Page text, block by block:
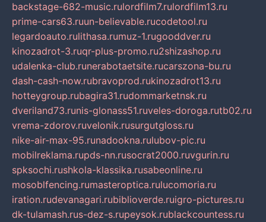
backstage-682-music.rulordfilm7.rulordfilm13.ru
prime-cars63.ruun-believable.rucodetool.ru
legardoauto.rulithasa.rumuz-1.rugooddver.ru
kinozadrot-3.ruqr-plus-promo.ru2shizashop.ru
udalenka-club.runerabotaetsite.rucarszona-bu.ru
dash-cash-now.rubravoprod.rukinozadrot13.ru
hotteygroup.rubagira31.rudommarketnsk.ru
dveriland73.runis-glonass51.ruveles-doroga.rutb02.ru
vrema-zdorov.ruvelonik.rusurgutgloss.ru
nike-air-max-95.runadookna.rulubov-pic.ru
mobilreklama.rupds-nn.rusocrat2000.ruvgurin.ru
spksochi.rushkola-klassika.rusabeonline.ru
mosoblfencing.rumasteroptica.rulucomoria.ru
iration.rudevanagari.rubiblioverde.ruigro-pictures.ru
dk-tulamash.rus-dez-s.rupeysok.rublackcountess.ru